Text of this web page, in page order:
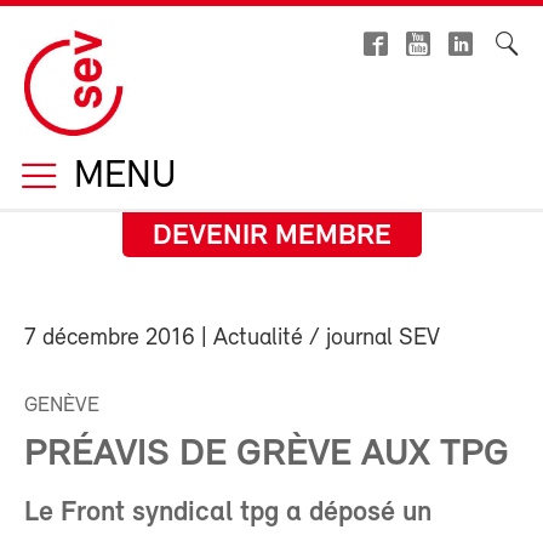
MENU
DEVENIR MEMBRE
7 décembre 2016 | Actualité / journal SEV
GENÈVE
PRÉAVIS DE GRÈVE AUX TPG
Le Front syndical tpg a déposé un